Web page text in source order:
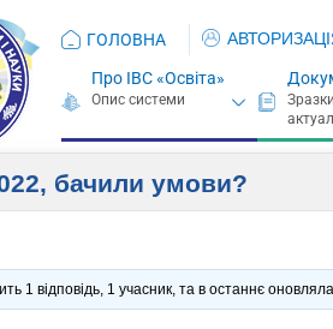
ГОЛОВНА
Про ІВС «Освіта»
бачили умови?
1 відповідь, 1 учасник, та в останнє